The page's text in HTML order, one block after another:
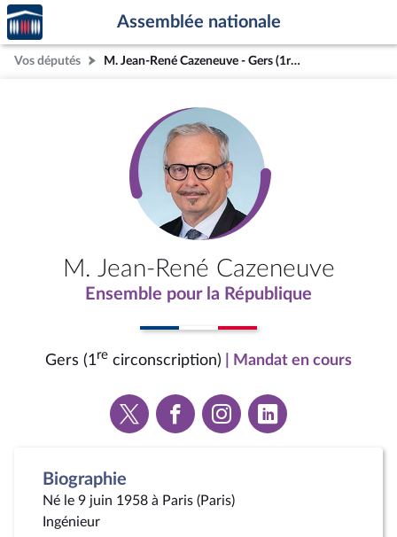
Aller au contenu
Aller en bas de la page
Accèder
à la
page
d'accueil
Assemblée nationale
Vos députés M. Jean-René Cazeneuve - Gers (1re circonscription)
M. Jean-René Cazeneuve
Ensemble pour la République
Gers (1re circonscription) | Mandat en cours
Voir
la
Voir
la
Voir
la
Voir
la
Biographie
Né le 9 juin 1958 à Paris (Paris)
Ingénieur